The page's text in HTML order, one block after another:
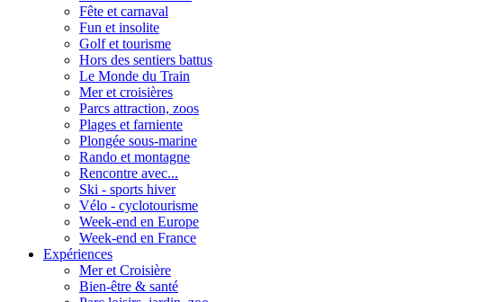
Fête et carnaval
Fun et insolite
Golf et tourisme
Hors des sentiers battus
Le Monde du Train
Mer et croisières
Parcs attraction, zoos
Plages et farniente
Plongée sous-marine
Rando et montagne
Rencontre avec...
Ski - sports hiver
Vélo - cyclotourisme
Week-end en Europe
Week-end en France
Expériences
Mer et Croisière
Bien-être & santé